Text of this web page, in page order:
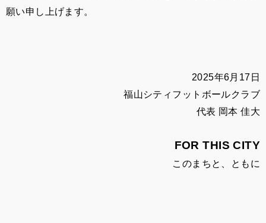
願い申し上げます。
2025年6月17日
福山シティフットボールクラブ
代表 岡本 佳大
FOR THIS CITY
このまちと、ともに